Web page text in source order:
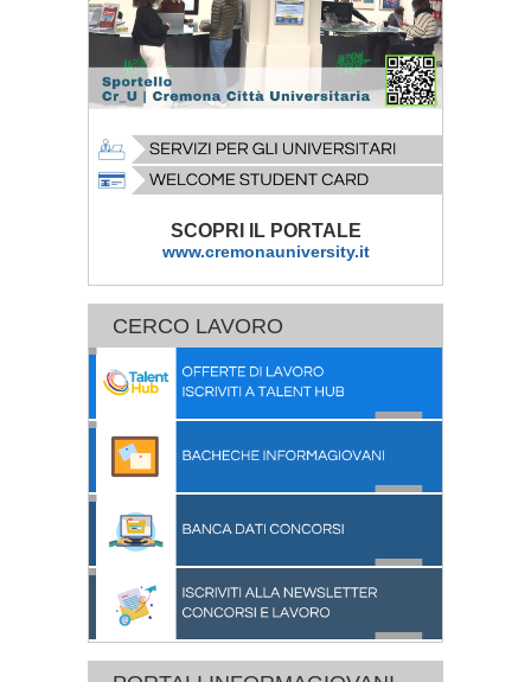
SCOPRI IL PORTALE
www.cremonauniversity.it
CERCO LAVORO